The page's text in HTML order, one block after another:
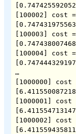
[100002] cost
[100003] cost
[100004] cost
…
[1000000] cost
[1000001] cost
[1000002] cost